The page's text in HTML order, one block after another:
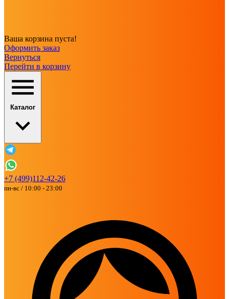
Ваша корзина пуста!
Оформить заказ
Вернуться
Перейти в корзину
Каталог
+7 (499)112-42-26
пн-вс / 10:00 - 23:00